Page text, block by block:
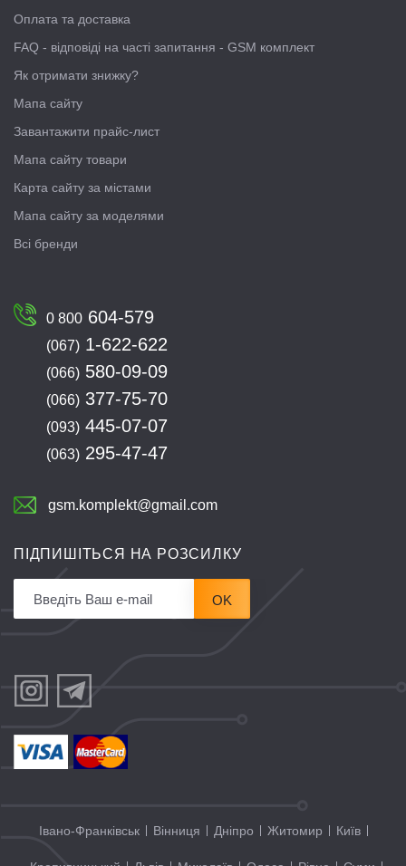
Оплата та доставка
FAQ - відповіді на часті запитання - GSM комплект
Як отримати знижку?
Мапа сайту
Завантажити прайс-лист
Мапа сайту товари
Карта сайту за містами
Мапа сайту за моделями
Всі бренди
0 800 604-579
(067) 1-622-622
(066) 580-09-09
(066) 377-75-70
(093) 445-07-07
(063) 295-47-47
gsm.komplekt@gmail.com
ПІДПИШІТЬСЯ НА РОЗСИЛКУ
OK
Івано-Франківськ Вінниця Дніпро Житомир Київ